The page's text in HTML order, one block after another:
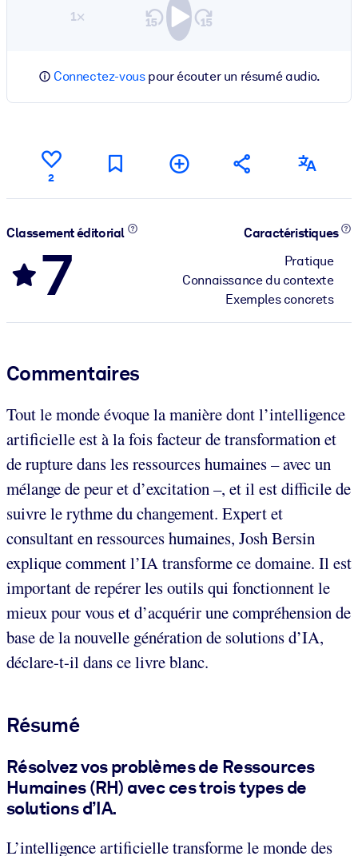
1×
Connectez-vouspour écouter un résumé audio.
2
Classement éditorial
7
Caractéristiques
Pratique
Connaissance du contexte
Exemples concrets
Commentaires
Tout le monde évoque la manière dont l’intelligence
artificielle est à la fois facteur de transformation et
de rupture dans les ressources humaines – avec un
mélange de peur et d’excitation –, et il est difficile de
suivre le rythme du changement. Expert et
consultant en ressources humaines, Josh Bersin
explique comment l’IA transforme ce domaine. Il est
important de repérer les outils qui fonctionnent le
mieux pour vous et d’acquérir une compréhension de
base de la nouvelle génération de solutions d’IA,
déclare-t-il dans ce livre blanc.
Résumé
Résolvez vos problèmes de Ressources
Humaines (RH) avec ces trois types de
solutions d’IA.
L’intelligence artificielle transforme le monde des